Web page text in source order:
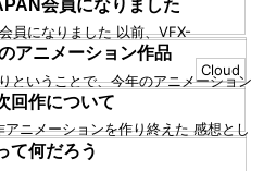
クトデザインには必ず、物理法則あ
的な裏付...
会員になりました
員になりました 以前、VFX-
秀賞を受賞してから、団体のことを
アニメーション作品
ということで、今年のアニメーション
めてみました ツイート用に選定した
度...
Cloud
回作について
ニメーションを作り終えた 感想とし
れたという点でとても良い作品だと
僕が今...
て何だろう